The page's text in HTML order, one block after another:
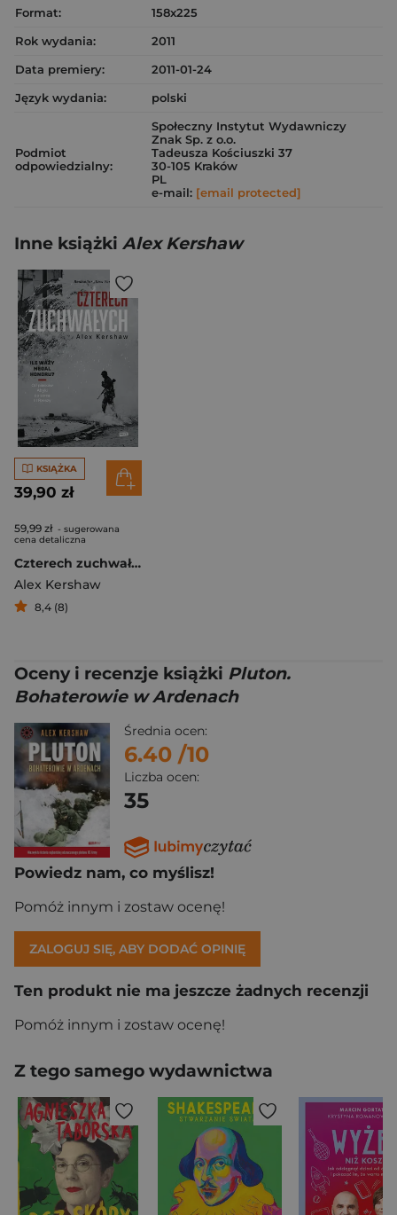
Format:
158x225
Rok wydania:
2011
Data premiery:
2011-01-24
Język wydania:
polski
Podmiot
odpowiedzialny:
Społeczny Instytut Wydawniczy
Znak Sp. z o.o.
Tadeusza Kościuszki 37
30-105 Kraków
PL
e-mail: [email protected]
Inne książki Alex Kershaw
KSIĄŻKA
39,90 zł
59,99 zł - sugerowana
cena detaliczna
Czterech zuchwałych. Od piasków Afryki do serca III Rzeszy
Alex Kershaw
8,4 (8)
Oceny i recenzje książki Pluton.
Bohaterowie w Ardenach
Średnia ocen:
6.40 /10
Liczba ocen:
35
Powiedz nam, co myślisz!
Pomóż innym i zostaw ocenę!
ZALOGUJ SIĘ, ABY DODAĆ OPINIĘ
Ten produkt nie ma jeszcze żadnych recenzji
Pomóż innym i zostaw ocenę!
Z tego samego wydawnictwa